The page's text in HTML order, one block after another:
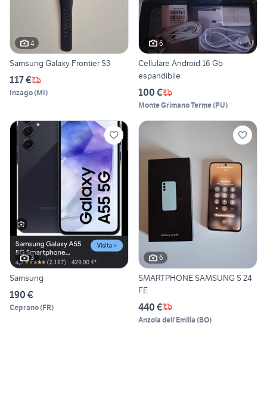
4
Samsung Galaxy Frontier S3
117 €
Inzago(MI)
6
Cellulare Android 16 Gb
espandibile
100 €
Monte Grimano Terme(PU)
3
Samsung
190 €
Ceprano(FR)
6
SMARTPHONE SAMSUNG S 24
FE
440 €
Anzola dell'Emilia (BO)